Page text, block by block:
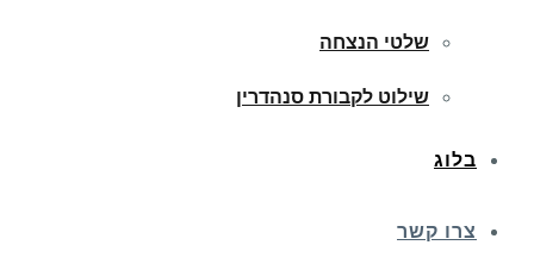
שלטי הנצחה
שילוט לקבורת סנהדרין
בלוג
צרו קשר